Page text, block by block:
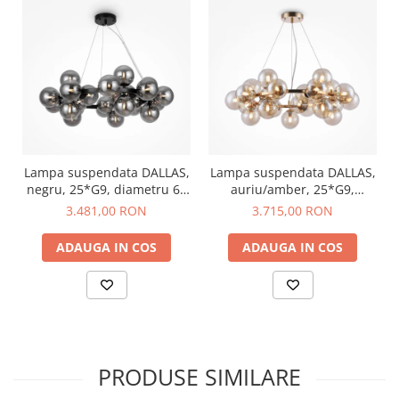
Lampa suspendata DALLAS,
negru, 25*G9, diametru 69
cm - MAYTONI
3.481,00 RON
ADAUGA IN COS
Lampa suspendata DALLAS,
auriu/amber, 25*G9,
diametru 69 cm - MAYTONI
3.715,00 RON
ADAUGA IN COS
PRODUSE SIMILARE